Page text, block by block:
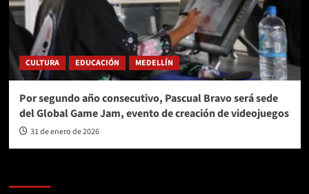
CULTURA EDUCACIÓN MEDELLÍN
Por segundo año consecutivo, Pascual Bravo será sede
del Global Game Jam, evento de creación de videojuegos
31 de enero de 2026